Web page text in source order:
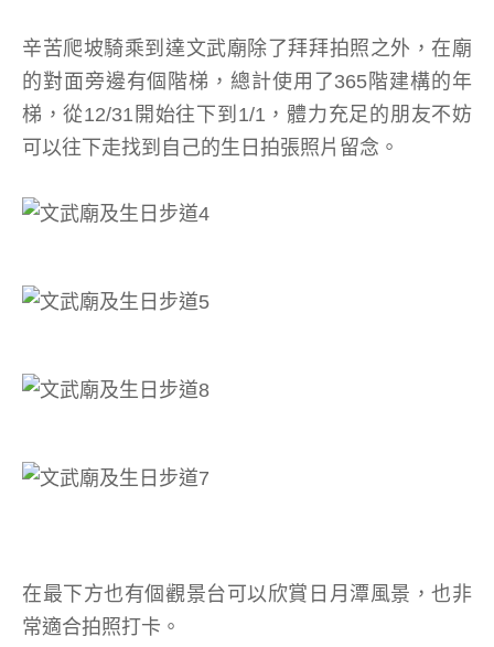
辛苦爬坡騎乘到達文武廟除了拜拜拍照之外，在廟
的對面旁邊有個階梯，總計使用了365階建構的年
梯，從12/31開始往下到1/1，體力充足的朋友不妨
可以往下走找到自己的生日拍張照片留念。
在最下方也有個觀景台可以欣賞日月潭風景，也非
常適合拍照打卡。